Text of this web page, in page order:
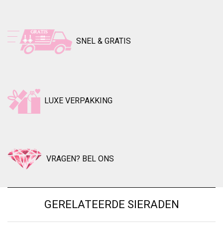
SNEL & GRATIS
LUXE VERPAKKING
VRAGEN? BEL ONS
GERELATEERDE SIERADEN